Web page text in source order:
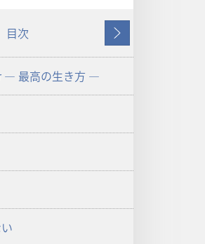
ダ
ウ
ン
リ
ジ
ウ
ン
リ
目次
次
へ
― 最高の生き方 ―